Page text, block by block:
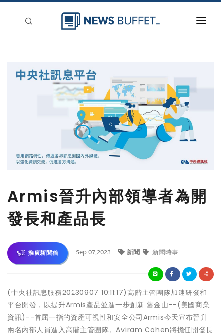
Armis晉升內部領導者為開
發長和產品長
推廣新聞稿 Sep 07,2023 新聞 新聞時事
(中央社訊息服務20230907 10:11:17)高階主管團隊加速研發和
平台開發，以提升Armis產品並進一步創新 舊金山--(美國商業
資訊)--首屈一指的資產可視性和安全公司Armis今天宣布晉升
兩名內部人員進入高階主管團隊。Aviram Cohen將擔任開發長